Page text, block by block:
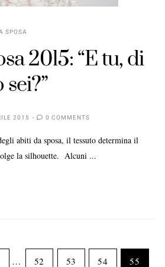
SPOSA
2015: “E tu, di
sei?”
2015 0 COMMENTS
abiti da sposa, il tessuto determina il
la silhouette. Alcuni ...
… 52 53 54
55